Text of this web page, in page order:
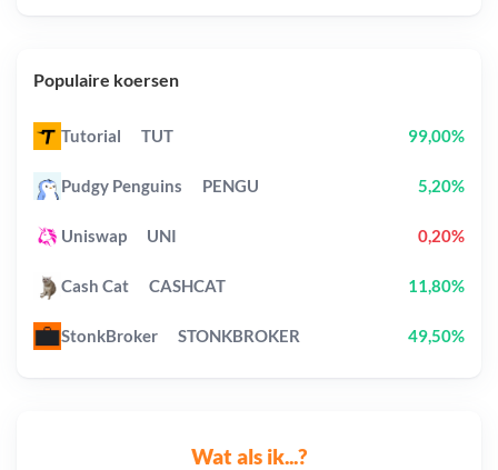
Wat als ik...?
Populaire koersen
Tutorial TUT 99,00%
Pudgy Penguins PENGU 5,20%
Uniswap UNI 0,20%
Cash Cat CASHCAT 11,80%
StonkBroker STONKBROKER 49,50%